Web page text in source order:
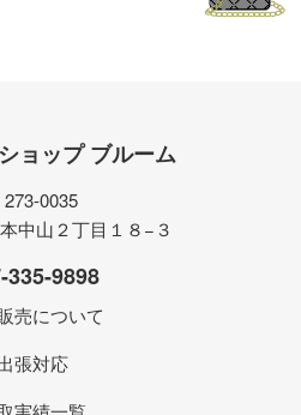
ョップ ブルーム
273-0035
中山２丁目１８−３
335-9898
売について
張対応